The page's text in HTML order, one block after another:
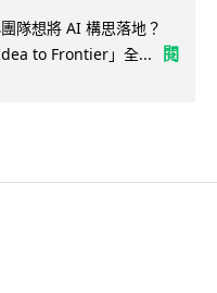
隊想將 AI 構思落地？
to Frontier」全...
閱